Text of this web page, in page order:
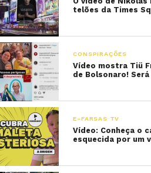
telões da Times
CONSPIRAÇÕES
Vídeo mostra Tiü
de Bolsonaro! Será
E-FARSAS TV
Vídeo: Conheça o
esquecida por um